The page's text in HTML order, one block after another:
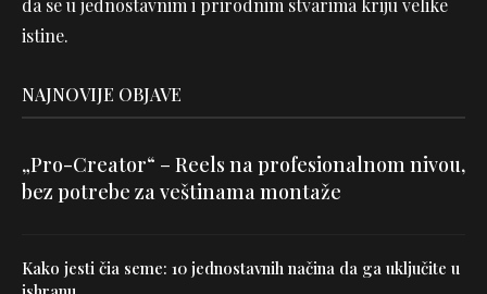
da se u jednostavnim i prirodnim stvarima kriju velike
istine.
NAJNOVIJE OBJAVE
„Pro-Creator“ – Reels na profesionalnom nivou,
bez potrebe za veštinama montaže
Kako jesti čia seme: 10 jednostavnih načina da ga uključite u